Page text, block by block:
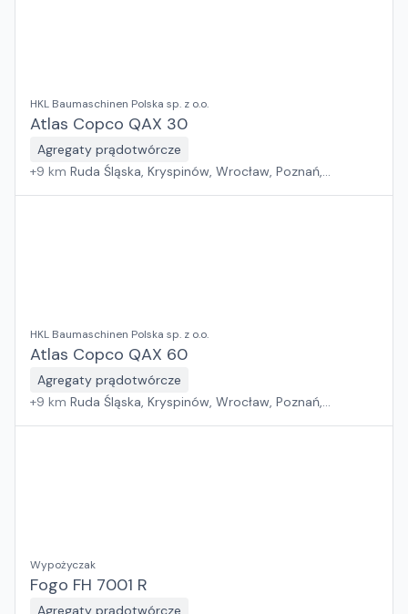
HKL Baumaschinen Polska sp. z o.o.
Atlas Copco QAX 30
Agregaty prądotwórcze
+9 km Ruda Śląska, Kryspinów, Wrocław, Poznań,
HKL Baumaschinen Polska sp. z o.o.
Atlas Copco QAX 60
Agregaty prądotwórcze
+9 km Ruda Śląska, Kryspinów, Wrocław, Poznań,
Wypożyczak
Fogo FH 7001 R
Agregaty prądotwórcze